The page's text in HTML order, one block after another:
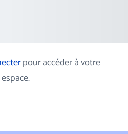
pour accéder à votre
espace.